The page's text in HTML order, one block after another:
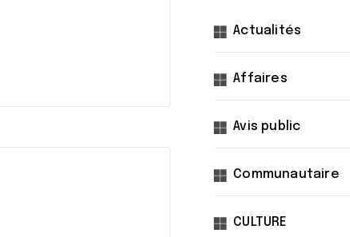
Actualités
Affaires
Avis public
Communautaire
CULTURE